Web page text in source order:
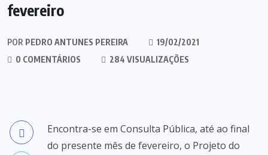
fevereiro
POR PEDRO ANTUNES PEREIRA
19/02/2021
0 COMENTÁRIOS
284 VISUALIZAÇÕES
Encontra-se em Consulta Pública, até ao final
do presente mês de fevereiro, o Projeto do